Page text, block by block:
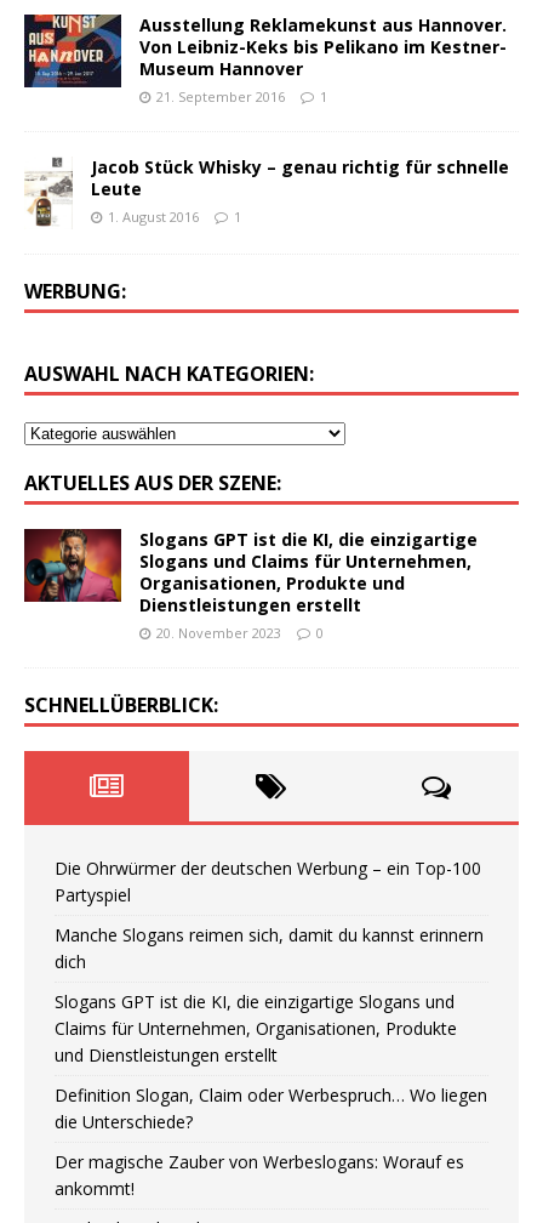
Ausstellung Reklamekunst aus Hannover.
Von Leibniz-Keks bis Pelikano im Kestner-
Museum Hannover
21. September 2016 1
Jacob Stück Whisky – genau richtig für schnelle
Leute
1. August 2016 1
WERBUNG:
AUSWAHL NACH KATEGORIEN:
AKTUELLES AUS DER SZENE:
Slogans GPT ist die KI, die einzigartige
Slogans und Claims für Unternehmen,
Organisationen, Produkte und
Dienstleistungen erstellt
20. November 2023 0
SCHNELLÜBERBLICK:
Die Ohrwürmer der deutschen Werbung – ein Top-100
Partyspiel
Manche Slogans reimen sich, damit du kannst erinnern
dich
Slogans GPT ist die KI, die einzigartige Slogans und
Claims für Unternehmen, Organisationen, Produkte
und Dienstleistungen erstellt
Definition Slogan, Claim oder Werbespruch… Wo liegen
die Unterschiede?
Der magische Zauber von Werbeslogans: Worauf es
ankommt!